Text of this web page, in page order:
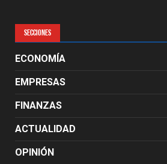
SECCIONES
ECONOMÍA
EMPRESAS
FINANZAS
ACTUALIDAD
OPINIÓN